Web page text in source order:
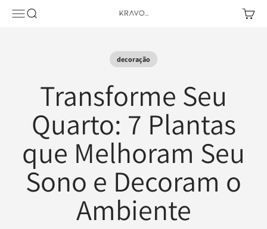
Pular para o conteúdo
Abrir menu de navegação
Abrir pesquisa KRAVO urban design Abrir
decoração
Transforme Seu
Quarto: 7 Plantas
que Melhoram Seu
Sono e Decoram o
Ambiente